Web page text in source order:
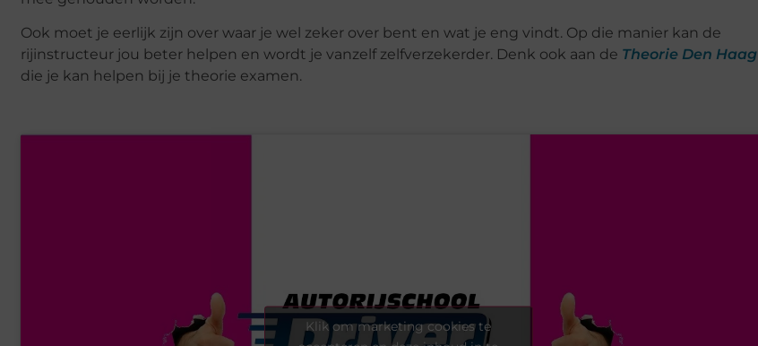
Ook moet je eerlijk zijn over waar je wel zeker over bent en wat je eng vindt. Op die manier kan de
rijinstructeur jou beter helpen en wordt je vanzelf zelfverzekerder. Denk ook aan de Theorie Den Haag
die je kan helpen bij je theorie examen.
Klik om marketing cookies te